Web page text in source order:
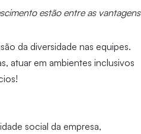
estão entre as vantagens
da diversidade nas equipes.
atuar em ambientes inclusivos
social da empresa,